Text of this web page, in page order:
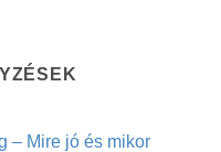
– Mire jó és mikor